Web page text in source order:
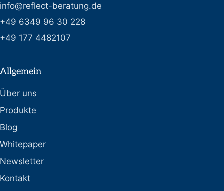
info@reflect-beratung.de
+49 6349 96 30 228
+49 177 4482107
Allgemein
Über uns
Produkte
Blog
Whitepaper
Newsletter
Kontakt